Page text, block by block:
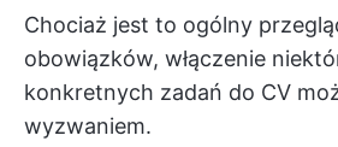
Chociaż jest to ogólny
obowiązków, włączenie
konkretnych zadań do CV
wyzwaniem.